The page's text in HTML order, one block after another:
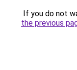
If you do not
the previous